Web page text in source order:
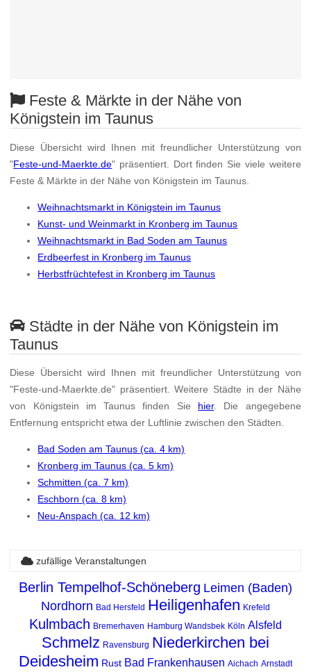
Feste & Märkte in der Nähe von
Königstein im Taunus
Diese Übersicht wird Ihnen mit freundlicher Unterstützung von
"Feste-und-Maerkte.de" präsentiert. Dort finden Sie viele weitere
Feste & Märkte in der Nähe von Königstein im Taunus.
Weihnachtsmarkt in Königstein im Taunus
Kunst- und Weinmarkt in Kronberg im Taunus
Weihnachtsmarkt in Bad Soden am Taunus
Erdbeerfest in Kronberg im Taunus
Herbstfrüchtefest in Kronberg im Taunus
Städte in der Nähe von Königstein im
Taunus
Diese Übersicht wird Ihnen mit freundlicher Unterstützung von
"Feste-und-Maerkte.de" präsentiert. Weitere Städte in der Nähe
von Königstein im Taunus finden Sie hier. Die angegebene
Entfernung entspricht etwa der Luftlinie zwischen den Städten.
Bad Soden am Taunus (ca. 4 km)
Kronberg im Taunus (ca. 5 km)
Schmitten (ca. 7 km)
Eschborn (ca. 8 km)
Neu-Anspach (ca. 12 km)
zufällige Veranstaltungen
Berlin Tempelhof-Schöneberg Leimen (Baden)
Nordhorn Bad Hersfeld Heiligenhafen Krefeld
Kulmbach Bremerhaven Hamburg Wandsbek Köln Alsfeld
Schmelz Ravensburg Niederkirchen bei
Deidesheim Rust Bad Frankenhausen Aichach Arnstadt